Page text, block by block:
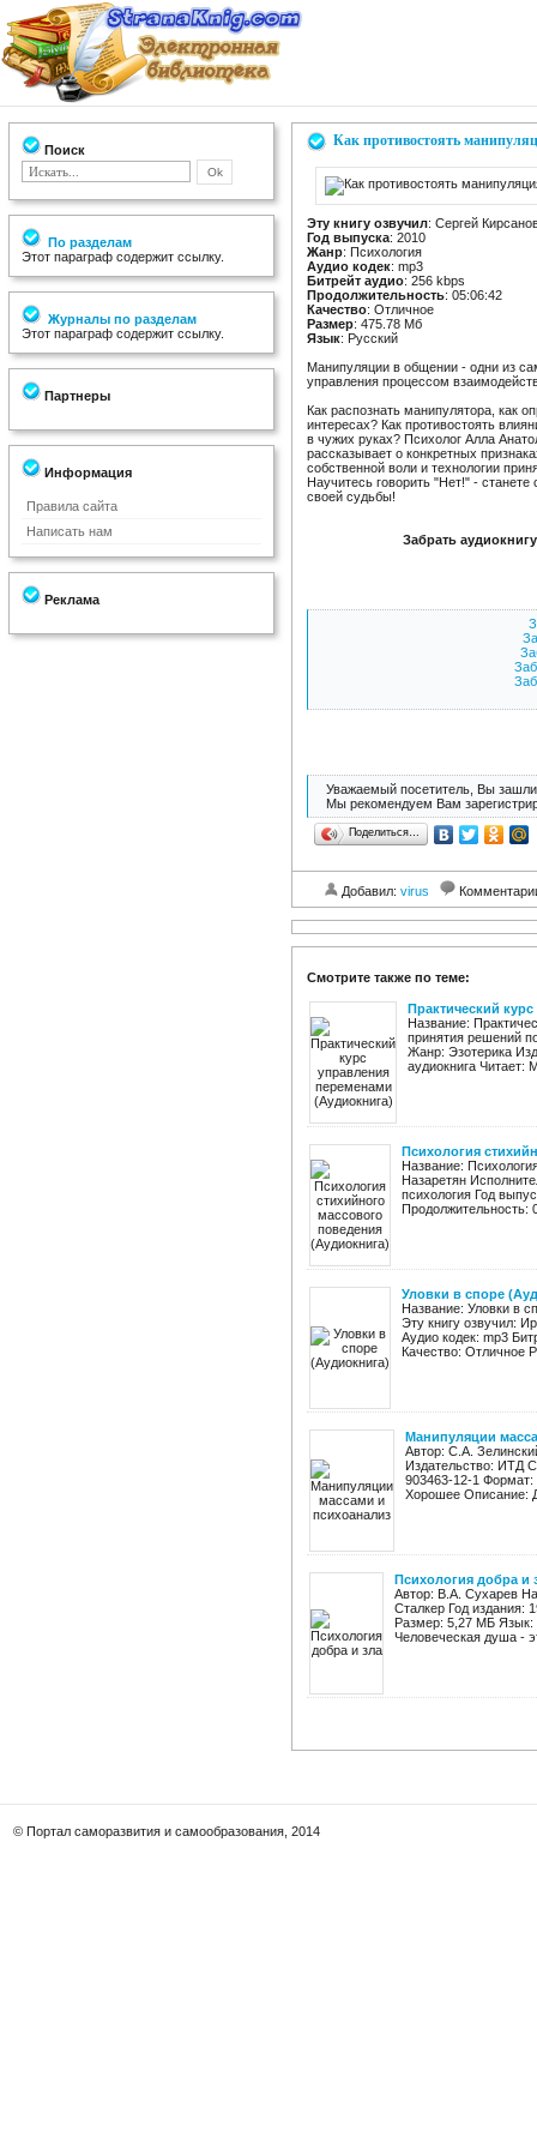
Поиск
По разделам
Этот параграф содержит ссылку.
Журналы по разделам
Этот параграф содержит ссылку.
Партнеры
Информация
Правила сайта
Написать нам
Реклама
Как противостоять
Эту книгу озвучил: Сергей
Год выпуска: 2010
Жанр: Психология
Аудио кодек: mp3
Битрейт аудио: 256 kbps
Продолжительность: 05:06:42
Качество: Отличное
Размер: 475.78 Мб
Язык: Русский
Манипуляции в общении - одни из
управления процессом
Как распознать манипулятора, как
интересах? Как противостоять
в чужих руках? Психолог Алла
рассказывает о конкретных
собственной воли и технологии
Научитесь говорить "Нет!" -
своей судьбы!
Забрать
Уважаемый посетитель, Вы зашли
Мы рекомендуем Вам
Поделиться…
Добавил: virus
Смотрите также по теме:
Практический
Название:
принятия решений
Жанр: Эзотерика
аудиокнига Читает:
Психология
Название:
Назаретян
психология Год
Продолжительность:
Уловки в споре
Название: Уловки в
Эту книгу озвучил:
Аудио кодек: mp3
Качество: Отличное
Манипуляции
Автор: С.А.
Издательство: ИТД
903463-12-1
Хорошее Описание:
Психология добра и
Автор: В.А. Сухарев
Сталкер Год издания:
Размер: 5,27 МБ Язык:
Человеческая душа -
© Портал саморазвития и самообразования, 2014